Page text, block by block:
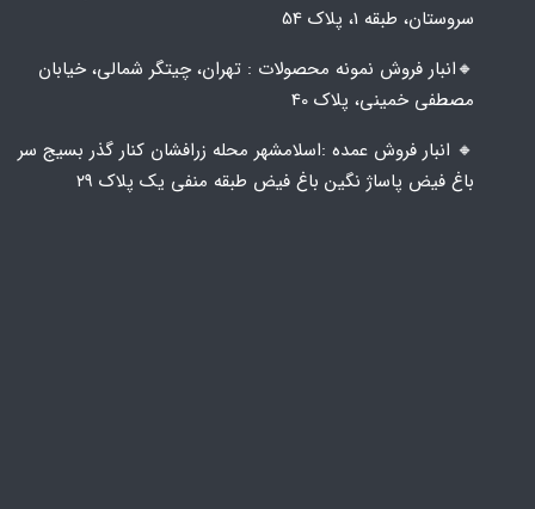
سروستان، طبقه 1، پلاک 54
🔸️​​انبار فروش نمونه محصولات : تهران، چیتگر شمالی، خیابان
مصطفی خمینی، پلاک 40
🔸️ انبار فروش عمده :اسلامشهر محله زرافشان کنار گذر بسیج سر
باغ فیض پاساژ نگین باغ فیض طبقه منفی یک پلاک ۲۹